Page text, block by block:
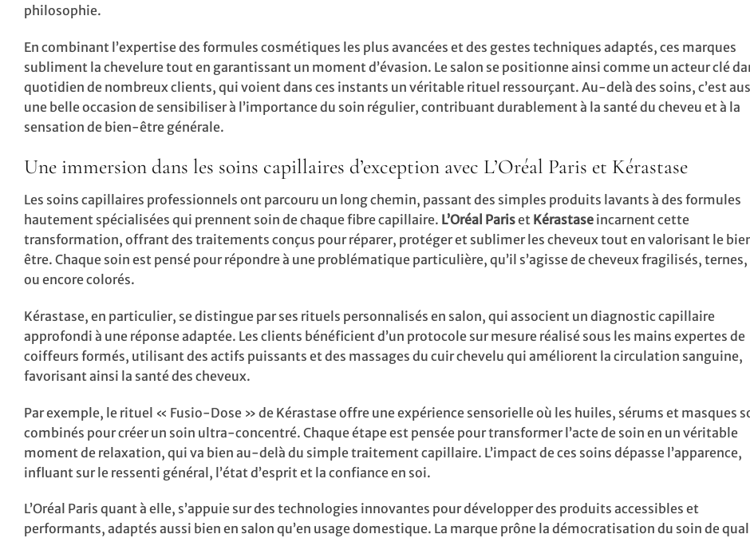
philosophie.
En combinant l’expertise des formules cosmétiques les plus avancées et des gestes techniques adaptés, ces marques
subliment la chevelure tout en garantissant un moment d’évasion. Le salon se positionne ainsi comme un acteur clé
quotidien de nombreux clients, qui voient dans ces instants un véritable rituel ressourçant. Au-delà des soins, c’est
une belle occasion de sensibiliser à l’importance du soin régulier, contribuant durablement à la santé du cheveu et à la
sensation de bien-être générale.
Une immersion dans les soins capillaires d’exception avec L’Oréal Paris et Kérastase
Les soins capillaires professionnels ont parcouru un long chemin, passant des simples produits lavants à des formules
hautement spécialisées qui prennent soin de chaque fibre capillaire. L’Oréal Pariset Kérastase incarnent cette
transformation, offrant des traitements conçus pour réparer, protéger et sublimer les cheveux tout en valorisant le
être. Chaque soin est pensé pour répondre à une problématique particulière, qu’il s’agisse de cheveux fragilisés, ternes,
ou encore colorés.
Kérastase, en particulier, se distingue par ses rituels personnalisés en salon, qui associent un diagnostic capillaire
approfondi à une réponse adaptée. Les clients bénéficient d’un protocole sur mesure réalisé sous les mains expertes de
coiffeurs formés, utilisant des actifs puissants et des massages du cuir chevelu qui améliorent la circulation sanguine,
favorisant ainsi la santé des cheveux.
Par exemple, le rituel « Fusio-Dose » de Kérastase offre une expérience sensorielle où les huiles, sérums et masques
combinés pour créer un soin ultra-concentré. Chaque étape est pensée pour transformer l’acte de soin en un véritable
moment de relaxation, qui va bien au-delà du simple traitement capillaire. L’impact de ces soins dépasse l’apparence,
influant sur le ressenti général, l’état d’esprit et la confiance en soi.
L’Oréal Paris quant à elle, s’appuie sur des technologies innovantes pour développer des produits accessibles et
performants, adaptés aussi bien en salon qu’en usage domestique. La marque prône la démocratisation du soin de